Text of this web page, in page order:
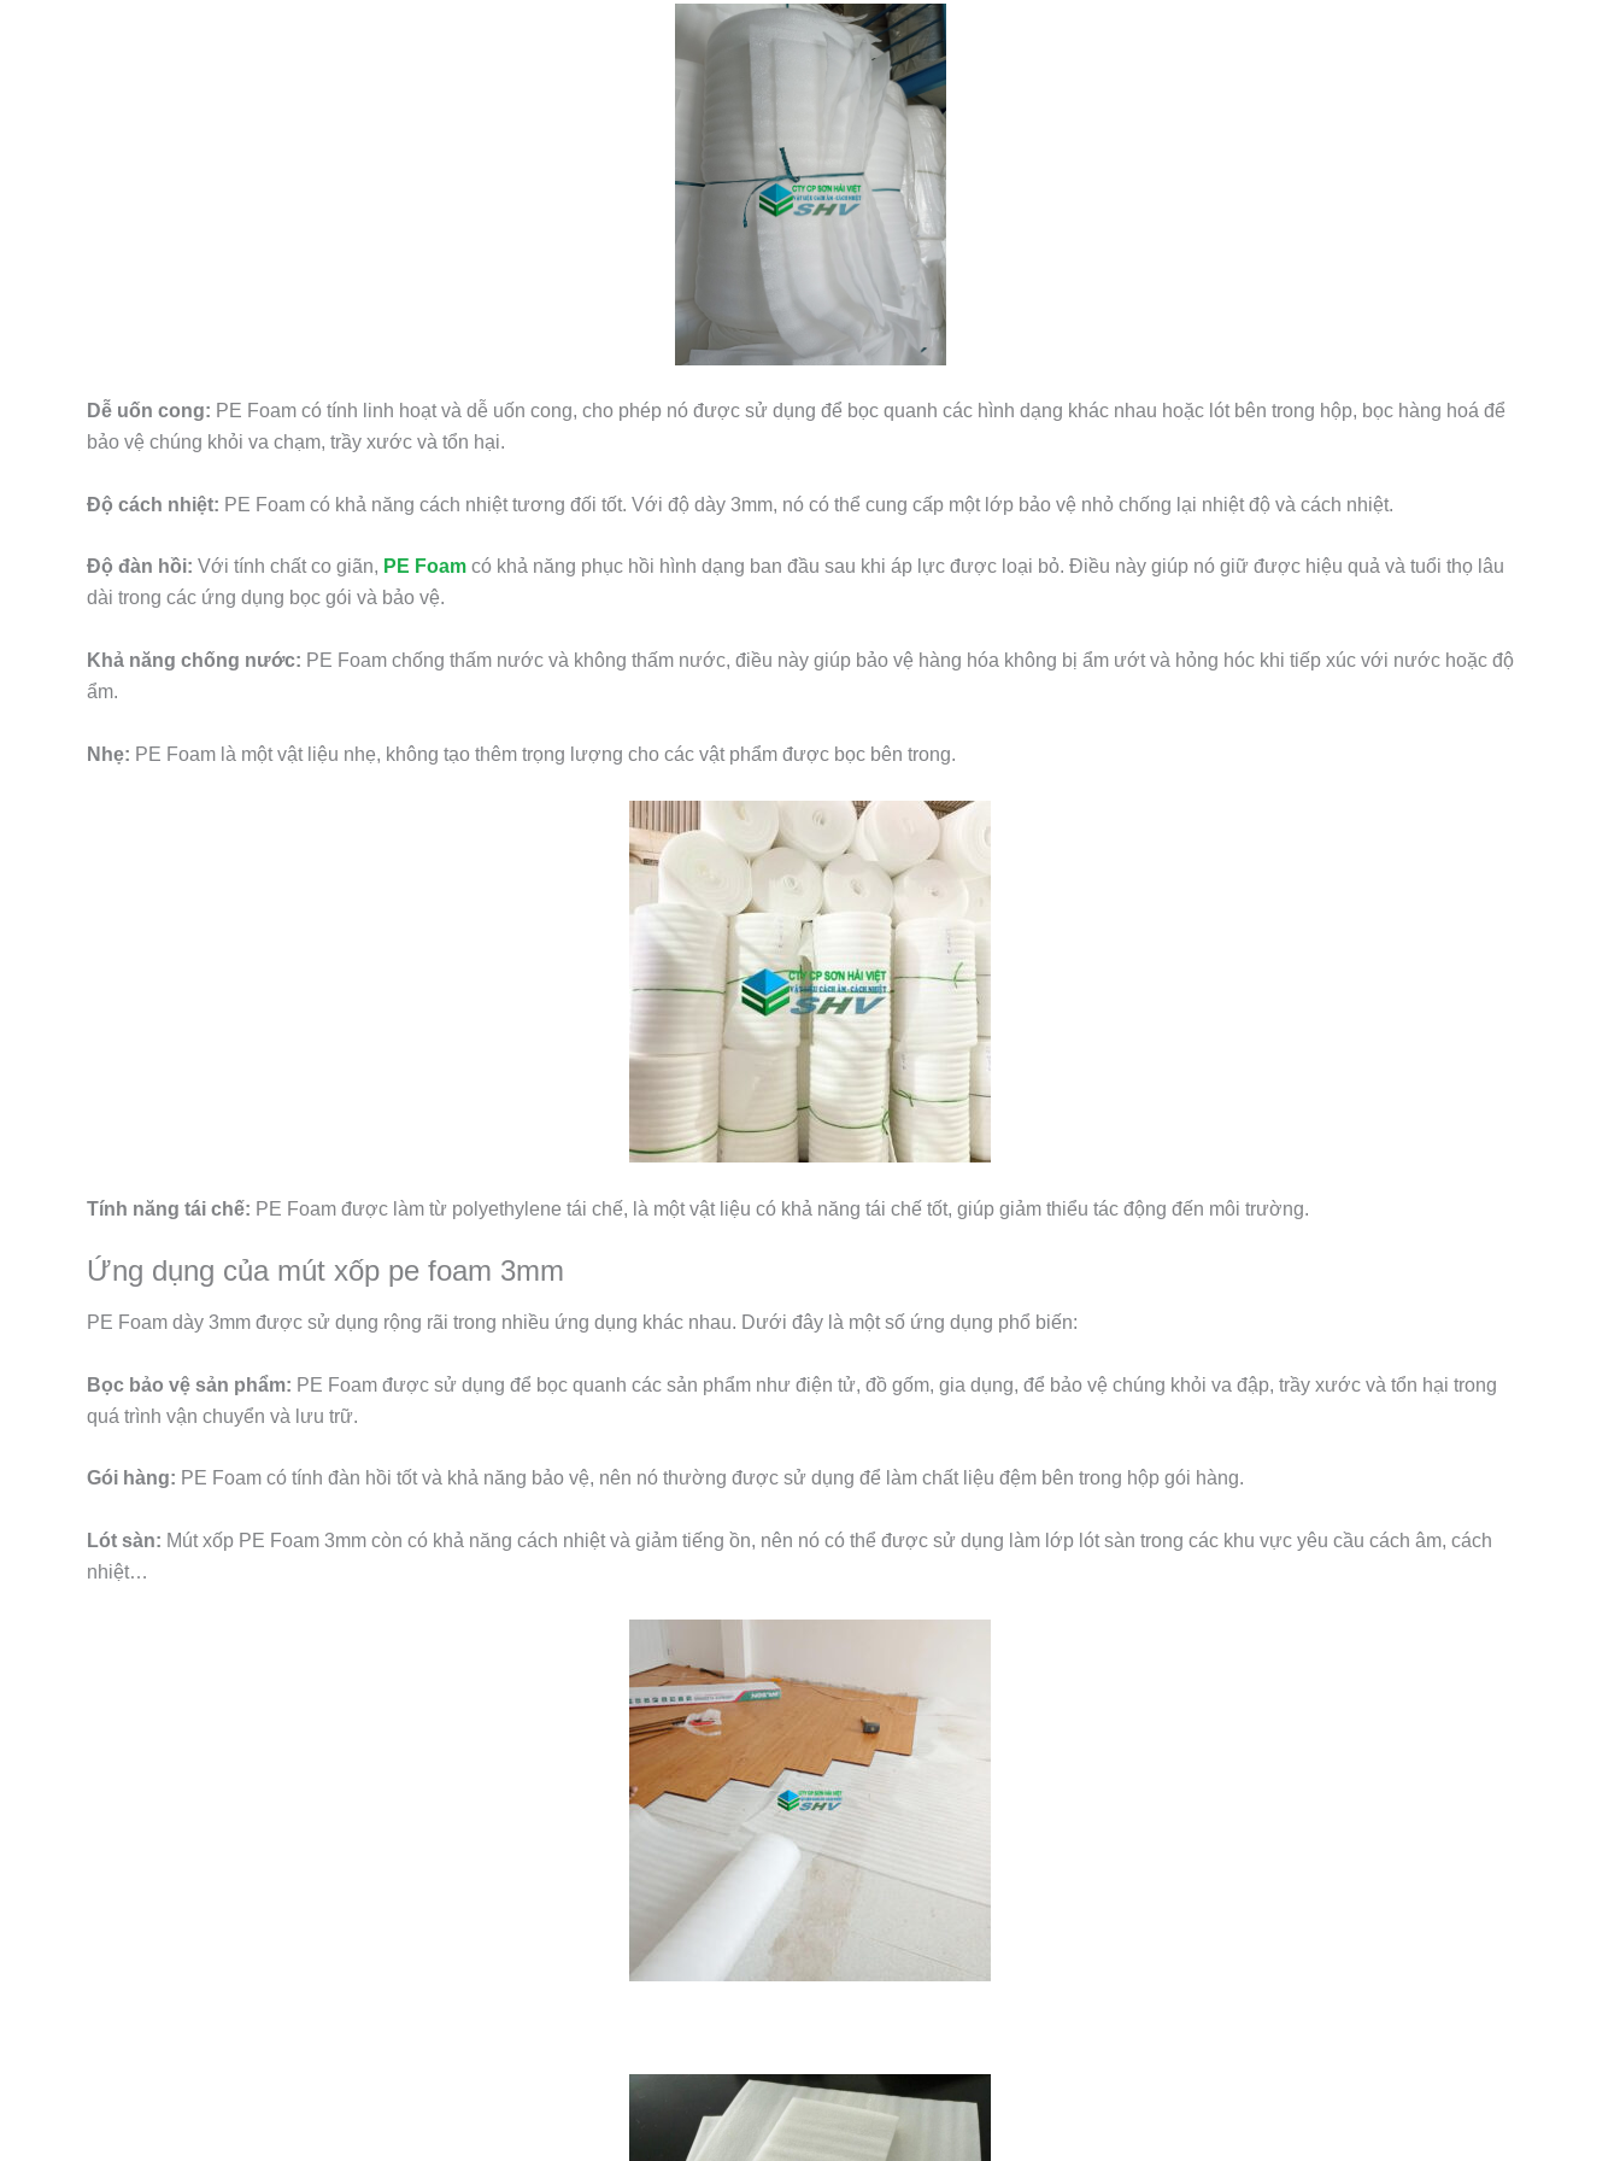
Dễ uốn cong: PE Foam có tính linh hoạt và dễ uốn cong, cho phép nó được sử dụng để bọc quanh các hình dạng khác nhau hoặc lót bên trong hộp, bọc hàng hoá để
bảo vệ chúng khỏi va chạm, trầy xước và tổn hại.
Độ cách nhiệt: PE Foam có khả năng cách nhiệt tương đối tốt. Với độ dày 3mm, nó có thể cung cấp một lớp bảo vệ nhỏ chống lại nhiệt độ và cách nhiệt.
Độ đàn hồi: Với tính chất co giãn, PE Foam có khả năng phục hồi hình dạng ban đầu sau khi áp lực được loại bỏ. Điều này giúp nó giữ được hiệu quả và tuổi thọ lâu
dài trong các ứng dụng bọc gói và bảo vệ.
Khả năng chống nước: PE Foam chống thấm nước và không thấm nước, điều này giúp bảo vệ hàng hóa không bị ẩm ướt và hỏng hóc khi tiếp xúc với nước hoặc độ
ẩm.
Nhẹ: PE Foam là một vật liệu nhẹ, không tạo thêm trọng lượng cho các vật phẩm được bọc bên trong.
Tính năng tái chế: PE Foam được làm từ polyethylene tái chế, là một vật liệu có khả năng tái chế tốt, giúp giảm thiểu tác động đến môi trường.
Ứng dụng của mút xốp pe foam 3mm
PE Foam dày 3mm được sử dụng rộng rãi trong nhiều ứng dụng khác nhau. Dưới đây là một số ứng dụng phổ biến:
Bọc bảo vệ sản phẩm: PE Foam được sử dụng để bọc quanh các sản phẩm như điện tử, đồ gốm, gia dụng, để bảo vệ chúng khỏi va đập, trầy xước và tổn hại trong
quá trình vận chuyển và lưu trữ.
Gói hàng: PE Foam có tính đàn hồi tốt và khả năng bảo vệ, nên nó thường được sử dụng để làm chất liệu đệm bên trong hộp gói hàng.
Lót sàn: Mút xốp PE Foam 3mm còn có khả năng cách nhiệt và giảm tiếng ồn, nên nó có thể được sử dụng làm lớp lót sàn trong các khu vực yêu cầu cách âm, cách
nhiệt…